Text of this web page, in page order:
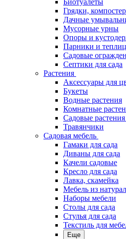
Грядки,
Дачные
Мусорные урны
Опоры и
Парники и
Садовые
Септики для сада
Растения
Аксессуары для
Букеты
Водные растения
Комнатные
Садовые
Травянчики
Садовая мебель
Гамаки для сада
Диваны для сада
Качели садовые
Кресло для сада
Лавка, скамейка
Мебель из
Наборы мебели
Столы для сада
Стулья для сада
Текстиль для
Еще